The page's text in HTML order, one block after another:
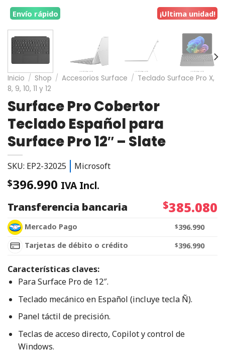
¡Ultima unidad!
Envío rápido
Inicio / Shop / Accesorios Surface / Teclado Surface Pro X,
8, 9, 10, 11 y 12
Surface Pro Cobertor
Teclado Español para
Surface Pro 12″ – Slate
SKU: EP2-32025 Microsoft
$396.990 IVA Incl.
Transferencia bancaria
$385.080
Mercado Pago $396.990
Tarjetas de débito o crédito
$396.990
Características claves:
Para Surface Pro de 12″.
Teclado mecánico en Español (incluye tecla Ñ).
Panel táctil de precisión.
Teclas de acceso directo, Copilot y control de
Windows.